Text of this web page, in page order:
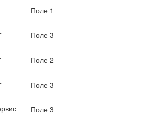
Поле 1
Поле 3
Поле 2
Поле 3
Поле 3